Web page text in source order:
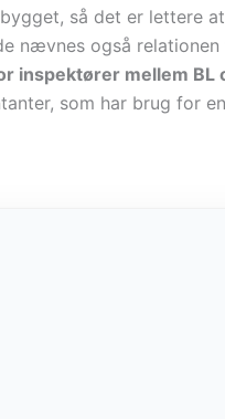
så det er lettere
nævnes også relationen
inspektører mellem BL
som har brug for